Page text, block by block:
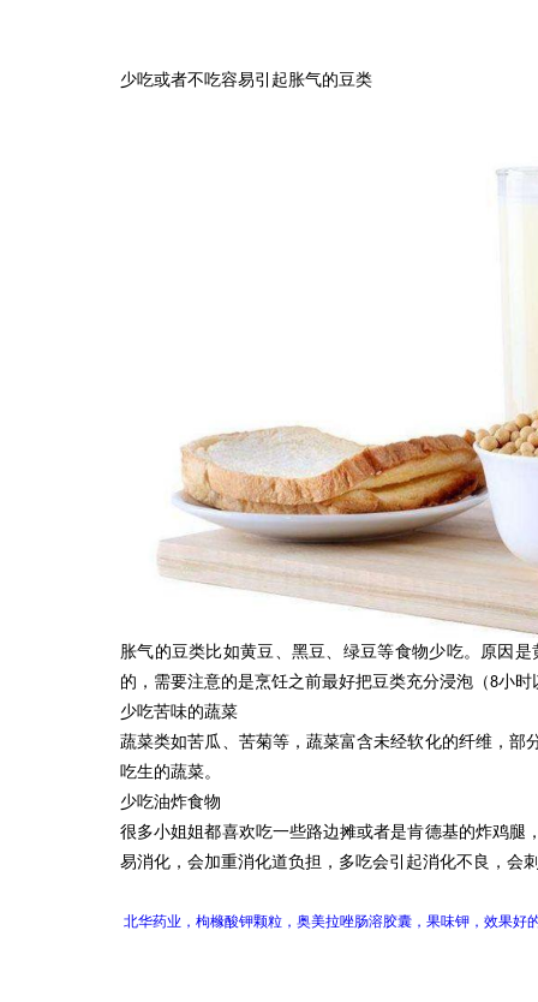
少吃或者不吃容易引起胀气的豆类
胀气的豆类比如黄豆、黑豆、绿豆等食物少吃。原因
的，需要注意的是烹饪之前最好把豆类充分浸泡（8小时
少吃苦味的蔬菜
蔬菜类如苦瓜、苦菊等，蔬菜富含未经软化的纤维，
吃生的蔬菜。
少吃油炸食物
很多小姐姐都喜欢吃一些路边摊或者是肯德基的炸鸡
易消化，会加重消化道负担，多吃会引起消化不良，会
北华药业，枸橼酸钾颗粒，奥美拉唑肠溶胶囊，果味钾，效果好